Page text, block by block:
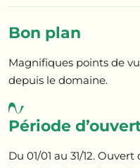
Bon plan
Magnifiques points de
depuis le domaine.
Période
Du 01/01 au 31/12.